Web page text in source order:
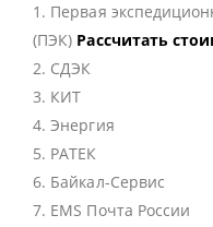
1. Первая
(ПЭК) Рассчитать
2. СДЭК
3. КИТ
4. Энергия
5. РАТЕК
6. Байкал-Сервис
7. EMS Почта России